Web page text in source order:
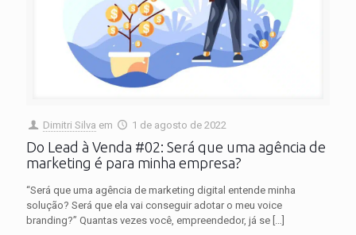
Dimitri Silva em 1 de agosto de 2022
Do Lead à Venda #02: Será que uma agência de
marketing é para minha empresa?
“Será que uma agência de marketing digital entende minha
solução? Será que ela vai conseguir adotar o meu voice
branding?” Quantas vezes você, empreendedor, já se […]